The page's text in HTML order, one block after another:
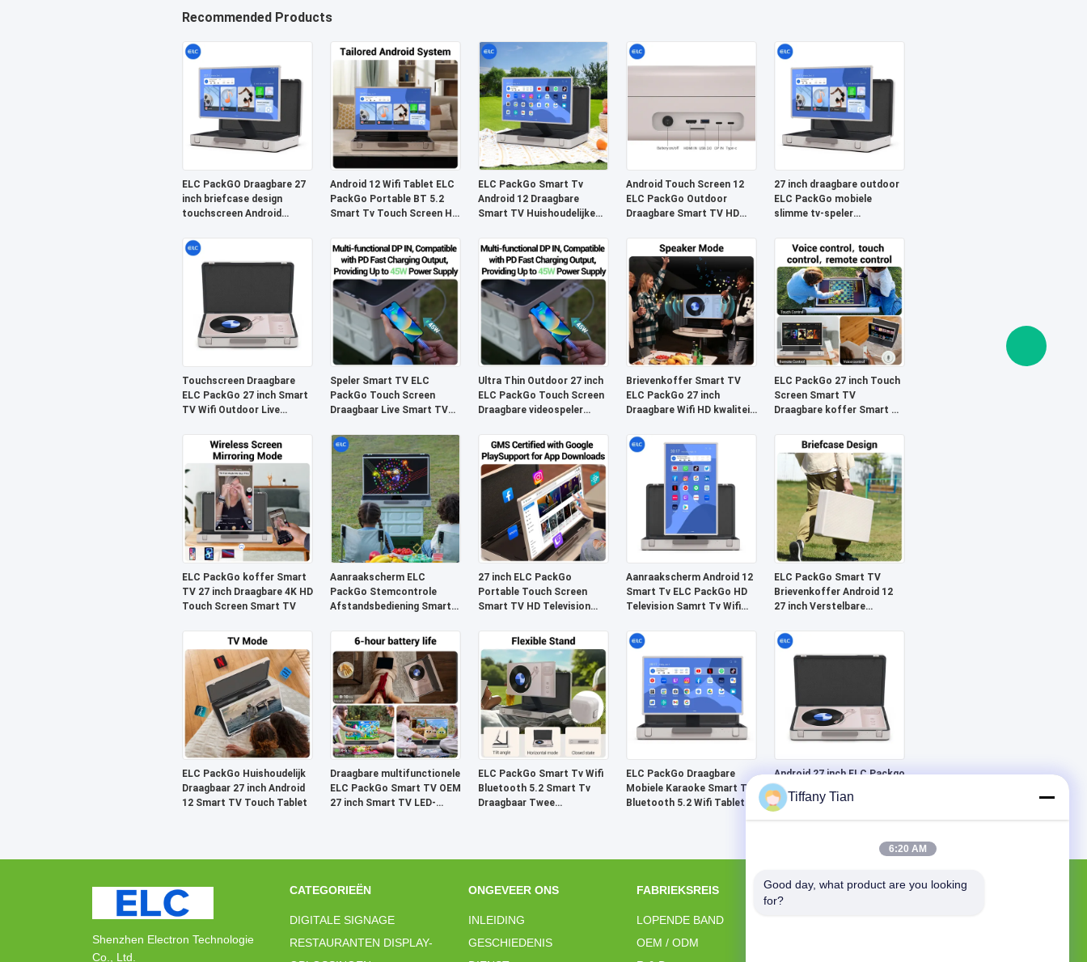
Recommended Products
ELC PackGO Draagbare 27
inch briefcase design
touchscreen Android
voor kamperen
Android 12 Wifi Tablet ELC
PackGo Portable BT 5.2
Smart Tv Touch Screen HD
ELC PackGo Smart Tv
Android 12 Draagbare
Smart TV Huishoudelijke
Android Touch Screen 12
ELC PackGo Outdoor
Draagbare Smart TV HD
27 inch draagbare outdoor
ELC PackGo mobiele
slimme tv-speler
Touchscreen Draagbare
ELC PackGo 27 inch Smart
TV Wifi Outdoor Live
Speler Smart TV ELC
PackGo Touch Screen
Draagbaar Live Smart TV
Ultra Thin Outdoor 27 inch
ELC PackGo Touch Screen
Draagbare videospeler
Brievenkoffer Smart TV
ELC PackGo 27 inch
Draagbare Wifi HD kwaliteit
ELC PackGo 27 inch Touch
Screen Smart TV
Draagbare koffer Smart TV
ELC PackGo koffer Smart
TV 27 inch Draagbare 4K HD
Touch Screen Smart TV
Aanraakscherm ELC
PackGo Stemcontrole
Afstandsbediening Smart
27 inch ELC PackGo
Portable Touch Screen
Smart TV HD Television
Aanraakscherm Android 12
Smart Tv ELC PackGo HD
Television Samrt Tv Wifi
ELC PackGo Smart TV
Brievenkoffer Android 12
27 inch Verstelbare
ELC PackGo Huishoudelijk
Draagbaar 27 inch Android
12 Smart TV Touch Tablet
Draagbare multifunctionele
ELC PackGo Smart TV OEM
27 inch Smart TV LED-
ELC PackGo Smart Tv Wifi
Bluetooth 5.2 Smart Tv
Draagbaar Twee
ELC PackGo Draagbare
Mobiele Karaoke Smart Tv
Bluetooth 5.2 Wifi Tablet
Android 27 inch ELC Packgo
Brieftas Draagbare Smart
TV Android Tablet
Shenzhen Electron Technologie
Co., Ltd.
CATEGORIEËN
DIGITALE SIGNAGE
RESTAURANTEN DISPLAY-
ONGEVEER ONS
INLEIDING
GESCHIEDENIS
FABRIEKSREIS
LOPENDE BAND
OEM / ODM
CONTACTEER ONS
Tiffany Tian
6:20 AM
Good day, what product are you looking
for?